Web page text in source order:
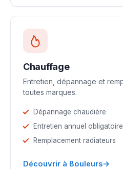
Chauffage
Entretien, dépannage et
toutes marques.
Dépannage chaudière
Entretien annuel obligatoire
Remplacement radiateurs
Découvrir à Bouleurs→